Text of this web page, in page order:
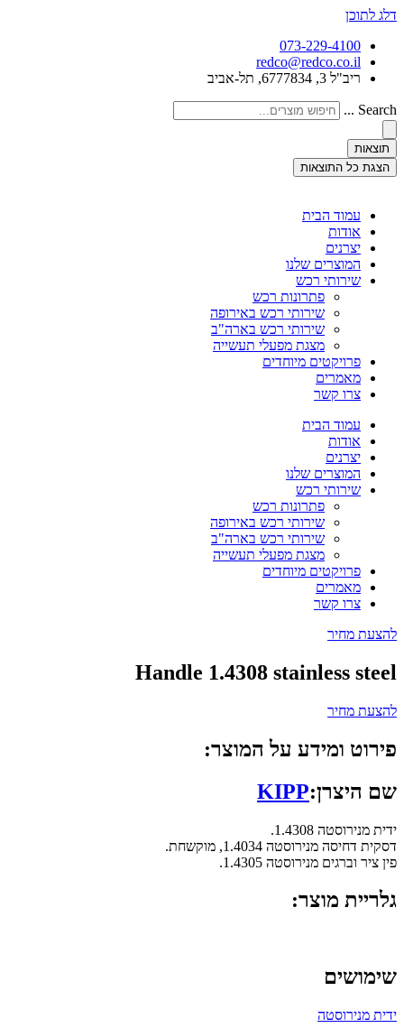
דלג לתוכן
073-229-4100
redco@redco.co.il
ריב"ל 3, 6777834, תל-אביב
Search ...
תוצאות
הצגת כל התוצאות
עמוד הבית
אודות
יצרנים
המוצרים שלנו
שירותי רכש
פתרונות רכש
שירותי רכש באירופה
שירותי רכש בארה"ב
מצגת מפעלי תעשייה
פרויקטים מיוחדים
מאמרים
צרו קשר
עמוד הבית
אודות
יצרנים
המוצרים שלנו
שירותי רכש
פתרונות רכש
שירותי רכש באירופה
שירותי רכש בארה"ב
מצגת מפעלי תעשייה
פרויקטים מיוחדים
מאמרים
צרו קשר
להצעת מחיר
Handle 1.4308 stainless steel
להצעת מחיר
פירוט ומידע על המוצר:
שם היצרן:KIPP
ידית מנירוסטה 1.4308.
דסקית דחיסה מנירוסטה 1.4034, מוקשחת.
פין ציר וברגים מנירוסטה 1.4305.
גלריית מוצר:
שימושים
ידית מנירוסטה